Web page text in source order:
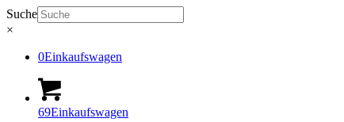
Suche
×
0Einkaufswagen
69Einkaufswagen